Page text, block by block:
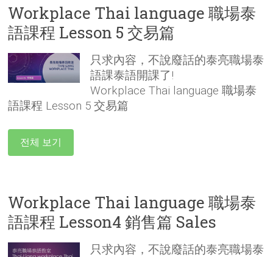
Workplace Thai language 職場泰
語課程 Lesson 5 交易篇
只求內容，不說廢話的泰亮職場泰
語課泰語開課了!
Workplace Thai language 職場泰
語課程 Lesson 5 交易篇
전체 보기
Workplace Thai language 職場泰
語課程 Lesson4 銷售篇 Sales
只求內容，不說廢話的泰亮職場泰